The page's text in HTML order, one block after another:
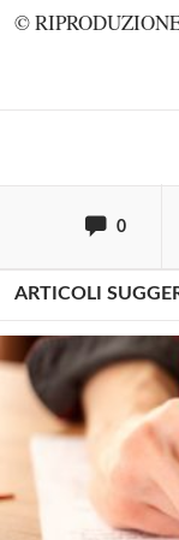
©
0
ARTICOLI